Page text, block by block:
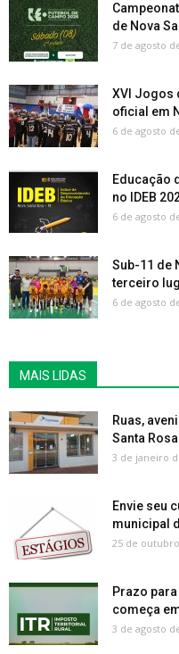
de Nova
7 de agosto
XVI Jogos
oficial em
6 de agosto
Educação
no IDEB
6 de agosto
Sub-11 de
terceiro
6 de agosto
MAIS LIDAS
Ruas,
Santa
3 de janeiro
Envie seu
municipal
25 de
Prazo
começa
3 de agosto